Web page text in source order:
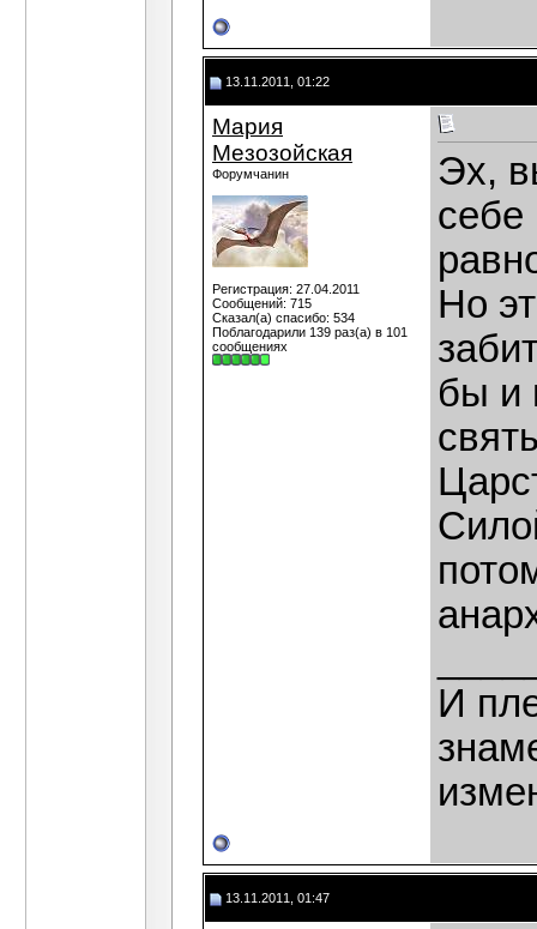
13.11.2011, 01:22
Мария
Мезозойская
Форумчанин
Регистрация: 27.04.2011
Сообщений: 715
Сказал(а) спасибо: 534
Поблагодарили 139 раз(а) в 101
сообщениях
Эх,
себе
Но
бы и
И
13.11.2011, 01:47